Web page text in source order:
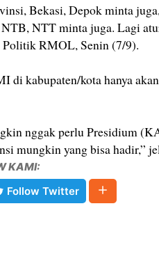
Bekasi, Depok minta
NTT minta juga. Lagi
RMOL, Senin (7/9).
di kabupaten/kota hanya
nggak perlu Presidium
mungkin yang bisa hadir,”
KAMI:
Follow Twitter